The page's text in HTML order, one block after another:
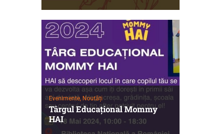
Evenimente, Noutăți
Târgul Educaţional Mommy
HAI